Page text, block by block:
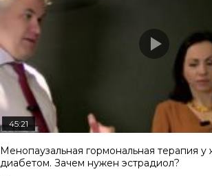
45:21
Менопаузальная гормональная терапия
диабетом. Зачем нужен эстрадиол?